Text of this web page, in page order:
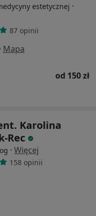
estetycznej ·
87 opinii
Mapa
od 150 zł
Karolina
Rec
· Więcej
158 opinii